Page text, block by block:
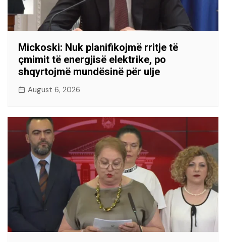
Mickoski: Nuk planifikojmë rritje të
çmimit të energjisë elektrike, po
shqyrtojmë mundësinë për ulje
August 6, 2026